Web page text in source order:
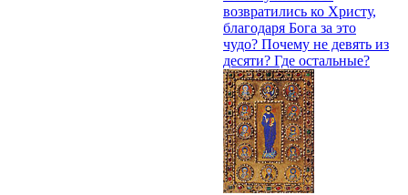
возвратились ко Христу,
благодаря Бога за это
чудо? Почему не девять из
десяти? Где остальные?